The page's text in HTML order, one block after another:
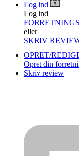
Log ind
Log ind
eller
SKRIV
OPRET/
Opret din
Skriv review